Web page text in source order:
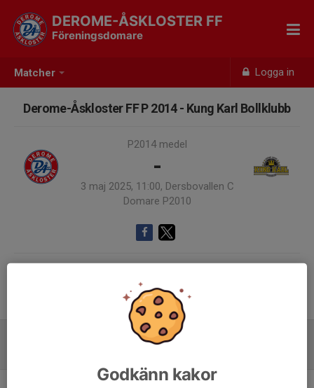
Matcher Logga in
DEROME-ÅSKLOSTER FF
Föreningsdomare
Derome-Åskloster FF P 2014 - Kung Karl Bollklubb
P2014 medel
-
3 maj 2025, 11:00, Dersbovallen C
Domare P2010
Endast kallade kunde anmäla sig till aktiviteten. 2 personer var kallade.
Logga in här
Godkänn kakor